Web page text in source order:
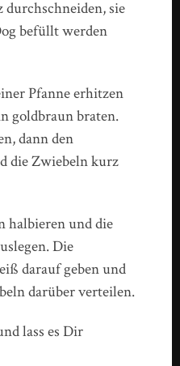
sie
befüllt werden
Pfanne erhitzen
goldbraun braten.
dann den
die Zwiebeln kurz
halbieren und die
Die
darauf geben und
darüber verteilen.
lass es Dir